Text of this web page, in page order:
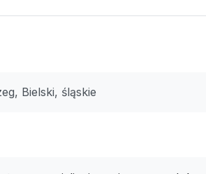
Bielski, śląskie